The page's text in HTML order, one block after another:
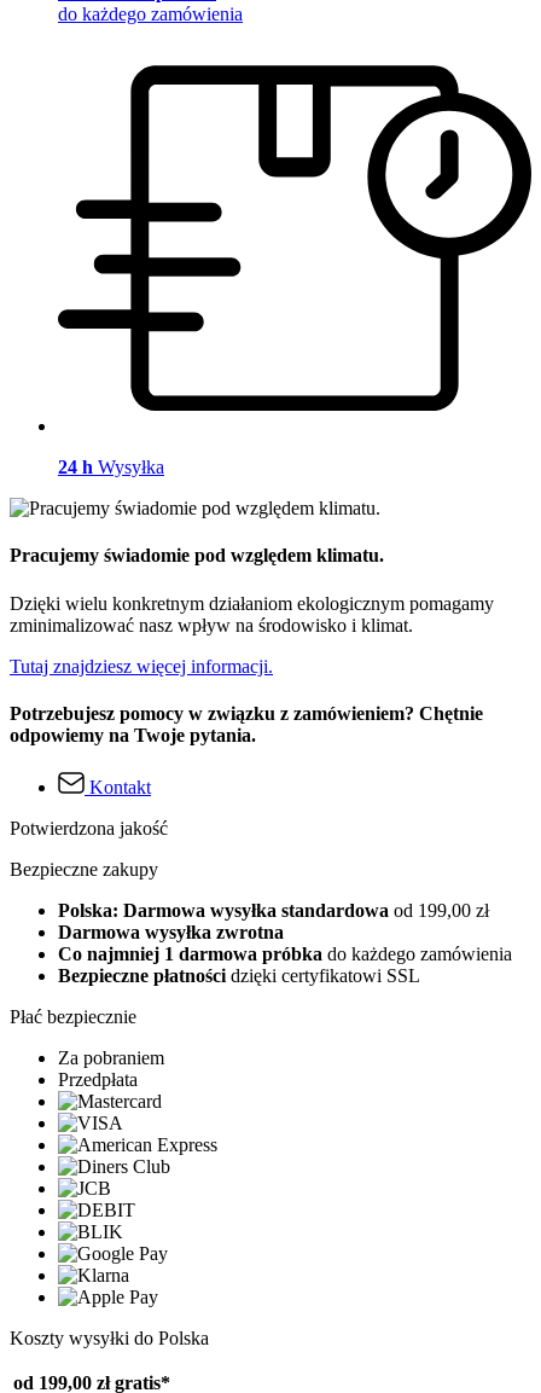
do każdego zamówienia
24 h Wysyłka
Pracujemy świadomie pod względem klimatu.
Dzięki wielu konkretnym działaniom ekologicznym pomagamy
zminimalizować nasz wpływ na środowisko i klimat.
Tutaj znajdziesz więcej informacji.
Potrzebujesz pomocy w związku z zamówieniem? Chętnie
odpowiemy na Twoje pytania.
Kontakt
Potwierdzona jakość
Bezpieczne zakupy
Polska: Darmowa wysyłka standardowa od 199,00 zł
Darmowa wysyłka zwrotna
Co najmniej 1 darmowa próbka do każdego zamówienia
Bezpieczne płatności dzięki certyfikatowi SSL
Płać bezpiecznie
Za pobraniem
Przedpłata
Koszty wysyłki do Polska
od 199,00 zł gratis*